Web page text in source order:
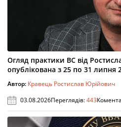
Огляд практики ВС від
опублікована з 25 по 31 липня
Автор: Кравець Ростислав Юрійович
03.08.2026Переглядів:443